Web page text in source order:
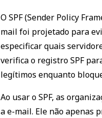
O SPF (Sender Policy
mail foi projetado para
especificar quais
verifica o registro SPF
legítimos enquanto
Ao usar o SPF, as
a e-mail. Ele não apenas